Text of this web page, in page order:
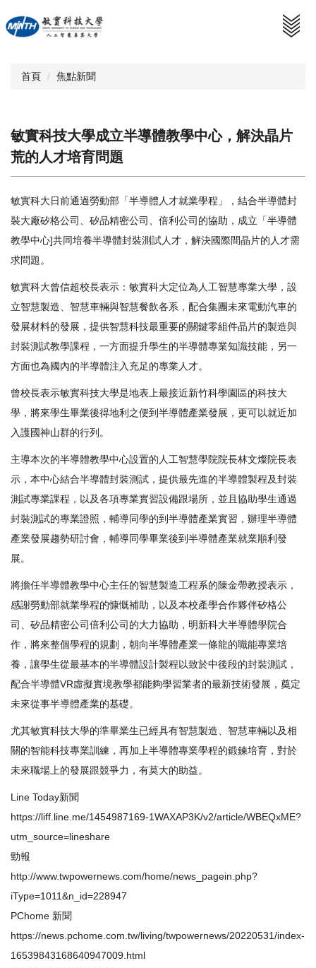
到
主
首頁 焦點新聞
敏實科技大學成立半導體教學中心，解決晶片
荒的人才培育問題
敏實科大日前通過勞動部「半導體人才就業學程」，結合半導體封
裝大廠矽格公司、矽品精密公司、倍利公司的協助，成立「半導體
教學中心]共同培養半導體封裝測試人才，解決國際間晶片的人才需
求問題。
敏實科大曾信超校長表示：敏實科大定位為人工智慧專業大學，設
立智慧製造、智慧車輛與智慧餐飲各系，配合集團未來電動汽車的
發展材料的發展，提供智慧科技最重要的關鍵零組件晶片的製造與
封裝測試教學課程，一方面提升學生的半導體專業知識技能，另一
方面也為國內的半導體注入充足的專業人才。
曾校長表示敏實科技大學是地表上最接近新竹科學園區的科技大
學，將來學生畢業後得地利之便到半導體產業發展，更可以就近加
入護國神山群的行列。
主導本次的半導體教學中心設置的人工智慧學院院長林文燦院長表
示，本中心結合半導體封裝測試，提供最先進的半導體製程及封裝
測試專業課程，以及各項專業實習設備跟場所，並且協助學生通過
封裝測試的專業證照，輔導同學的到半導體產業實習，辦理半導體
產業發展趨勢研討會，輔導同學畢業後到半導體產業就業順利發
展。
將擔任半導體教學中心主任的智慧製造工程系的陳金帶教授表示，
感謝勞動部就業學程的慷慨補助，以及本校產學合作夥伴矽格公
司、矽品精密公司倍利公司的大力協助，明新科大半導體學院合
作，將來整個學程的規劃，朝向半導體產業一條龍的職能專業培
養，讓學生從最基本的半導體設計製程以致於中後段的封裝測試，
配合半導體VR虛擬實境教學都能夠學習業者的最新技術發展，奠定
未來從事半導體產業的基礎。
尤其敏實科技大學的準畢業生已經具有智慧製造、智慧車輛以及相
關的智能科技專業訓練，再加上半導體專業學程的鍛鍊培育，對於
未來職場上的發展跟競爭力，有莫大的助益。
Line Today新聞
https://liff.line.me/1454987169-1WAXAP3K/v2/article/WBEQxME?
utm_source=lineshare
勁報
http://www.twpowernews.com/home/news_pagein.php?
iType=1011&n_id=228947
PChome 新聞
https://news.pchome.com.tw/living/twpowernews/20220531/index-
16539843168640947009.html